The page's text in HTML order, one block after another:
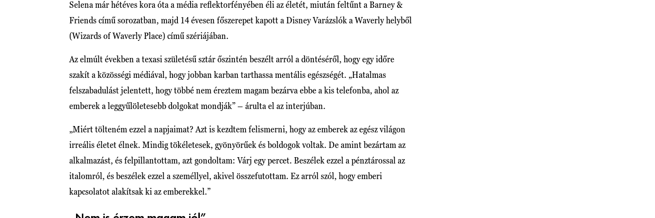
Selena már hétéves kora óta a média reflektorfényében éli az életét, miután feltűnt a Barney &
Friends című sorozatban, majd 14 évesen főszerepet kapott a Disney Varázslók a Waverly helyből
(Wizards of Waverly Place) című szériájában.
Az elmúlt években a texasi születésű sztár őszintén beszélt arról a döntéséről, hogy egy időre
szakít a közösségi médiával, hogy jobban karban tarthassa mentális egészségét. „Hatalmas
felszabadulást jelentett, hogy többé nem éreztem magam bezárva ebbe a kis telefonba, ahol az
emberek a leggyűlöletesebb dolgokat mondják” – árulta el az interjúban.
„Miért tölteném ezzel a napjaimat? Azt is kezdtem felismerni, hogy az emberek az egész világon
irreális életet élnek. Mindig tökéletesek, gyönyörűek és boldogok voltak. De amint bezártam az
alkalmazást, és felpillantottam, azt gondoltam: Várj egy percet. Beszélek ezzel a pénztárossal az
italomról, és beszélek ezzel a személlyel, akivel összefutottam. Ez arról szól, hogy emberi
kapcsolatot alakítsak ki az emberekkel.”